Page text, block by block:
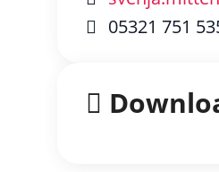
05321 751